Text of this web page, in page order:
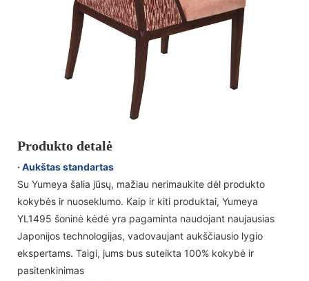
Produkto detalė
· Aukštas standartas
Su Yumeya šalia jūsų, mažiau nerimaukite dėl produkto
kokybės ir nuoseklumo. Kaip ir kiti produktai, Yumeya
YL1495 šoninė kėdė yra pagaminta naudojant naujausias
Japonijos technologijas, vadovaujant aukščiausio lygio
ekspertams. Taigi, jums bus suteikta 100% kokybė ir
pasitenkinimas